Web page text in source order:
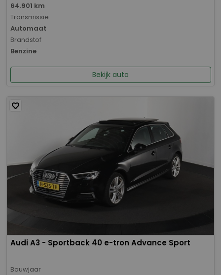
64.901 km
Transmissie
Automaat
Brandstof
Benzine
Bekijk auto
Audi A3 - Sportback 40 e-tron Advance Sport
Bouwjaar